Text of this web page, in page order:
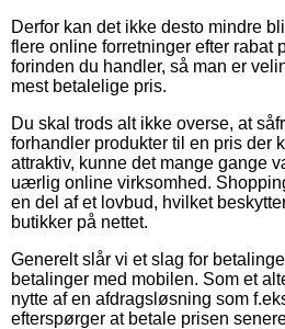
Derfor kan det ikke desto mindre
flere online forretninger efter rabat
forinden du handler, så man er
mest betalelige pris.
Du skal trods alt ikke overse, at
forhandler produkter til en pris der
attraktiv, kunne det mange gange
uærlig online virksomhed.
en del af et lovbud, hvilket
butikker på nettet.
Generelt slår vi et slag for
betalinger med mobilen. Som et
nytte af en afdragsløsning som
efterspørger at betale prisen